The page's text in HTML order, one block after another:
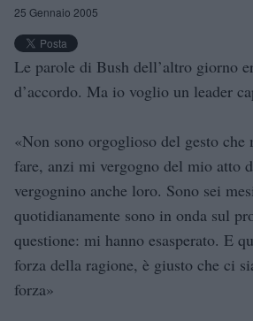
25 Gennaio 2005
Le parole di Bush dell’altro giorno
d’accordo. Ma io voglio un leader
«Non sono orgoglioso del gesto che
fare, anzi mi vergogno del mio atto
vergognino anche loro. Sono sei
quotidianamente sono in onda sul
questione: mi hanno esasperato. E
forza della ragione, è giusto che ci
forza»